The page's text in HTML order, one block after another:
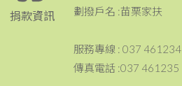
捐款資訊
劃撥戶名 :苗栗家扶
服務專線 : 037 461234
傳真電話 :037 461235